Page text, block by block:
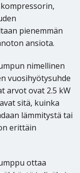
pienemmän
ansiota.
nimellinen
vuosihyötysuhde
arvot ovat 2.5 kW
sitä, kuinka
lämmitystä tai
erittäin
ottaa